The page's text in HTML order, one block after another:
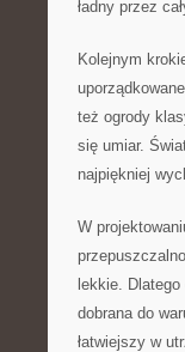
ładny przez
Kolejnym
też ogrody
się umiar.
najpiękniej
W
lekkie.
dobrana do
łatwiejszy w